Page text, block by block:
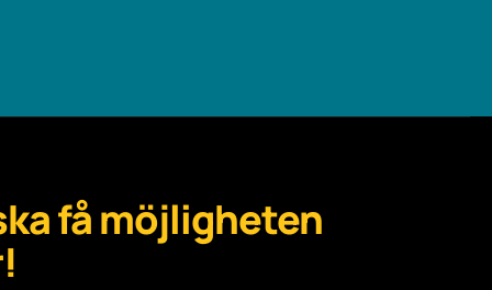
få möjligheten